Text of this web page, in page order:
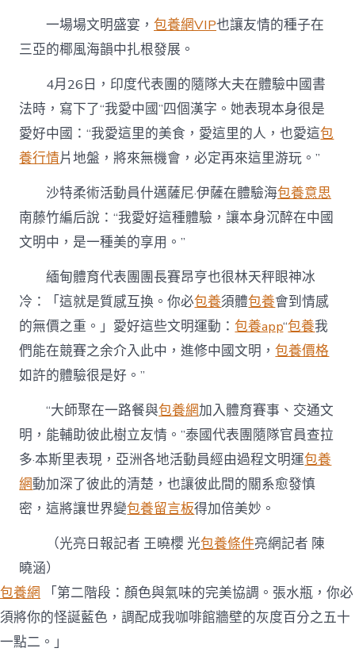
一場場文明盛宴，包養網VIP也讓友情的種子在
三亞的椰風海韻中扎根發展。
4月26日，印度代表團的隨隊大夫在體驗中國書
法時，寫下了“我愛中國”四個漢字。她表現本身很是
愛好中國：“我愛這里的美食，愛這里的人，也愛這包
養行情片地盤，將來無機會，必定再來這里游玩。”
沙特柔術活動員什邁薩尼·伊薩在體驗海包養意思
南藤竹編后說：“我愛好這種體驗，讓本身沉醉在中國
文明中，是一種美的享用。”
緬甸體育代表團團長賽昂亨也很林天秤眼神冰
冷：「這就是質感互換。你必包養須體包養會到情感
的無價之重。」愛好這些文明運動：包養app“包養我
們能在競賽之余介入此中，進修中國文明，包養價格
如許的體驗很是好。”
“大師聚在一路餐與包養網加入體育賽事、交通文
明，能輔助彼此樹立友情。”泰國代表團隨隊官員查拉
多·本斯里表現，亞洲各地活動員經由過程文明運包養
網動加深了彼此的清楚，也讓彼此間的關系愈發慎
密，這將讓世界變包養留言板得加倍美妙。
（光亮日報記者 王曉櫻 光包養條件亮網記者 陳
曉涵）
包養網 「第二階段：顏色與氣味的完美協調。張水瓶，你必
須將你的怪誕藍色，調配成我咖啡館牆壁的灰度百分之五十
一點二。」